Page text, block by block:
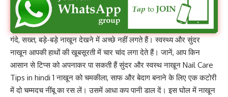
गंदे, सख्त, बड़े-बड़े नाखून देखने में अच्छे नहीं लगते हैं। स्वस्थ्य और सुंदर
नाखून आपकी हाथों की खूबसूरती में चार चांद लगा देते हैं। जानें, आप किन
आसान से टिप्स को अपनाकर पा सकती हैं सुंदर और स्वस्थ नाखून Nail Care
Tips in hindi 1 नाखून को चमकीला, साफ और बेदाग बनाने के लिए एक कटोरी
में दो चम्मदच नींबू का रस लें। उसमें आधा कप पानी डाल दें। इस घोल में नाखून